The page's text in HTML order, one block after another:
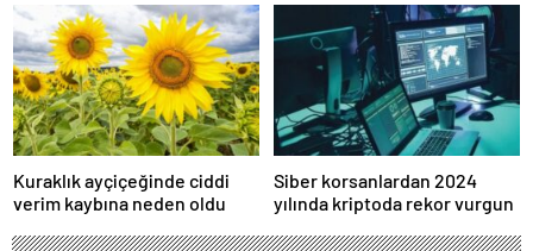
Kuraklık ayçiçeğinde ciddi
verim kaybına neden oldu
Siber korsanlardan 2024
yılında kriptoda rekor vurgun